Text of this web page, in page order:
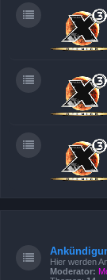
Hier werden
Moderator: